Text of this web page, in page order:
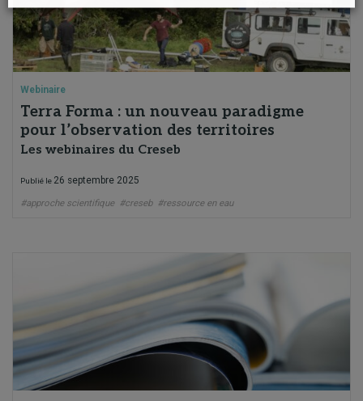
Webinaire
Terra Forma : un nouveau paradigme
pour l’observation des territoires
Les webinaires du Creseb
Publié le 26 septembre 2025
#approche scientifique #creseb #ressource en eau